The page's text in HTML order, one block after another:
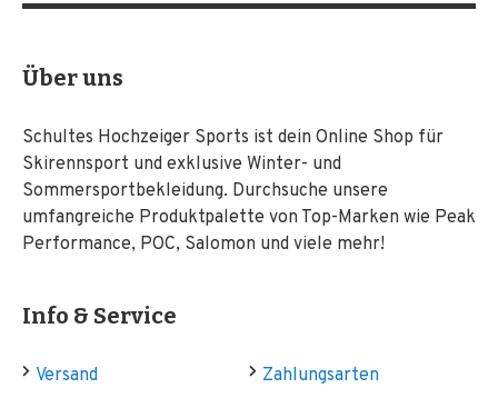
Über uns
Schultes Hochzeiger Sports ist dein Online Shop für
Skirennsport und exklusive Winter- und
Sommersportbekleidung. Durchsuche unsere
umfangreiche Produktpalette von Top-Marken wie Peak
Performance, POC, Salomon und viele mehr!
Info & Service
Versand
Zahlungsarten